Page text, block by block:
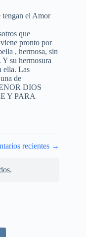
tengan el Amor
que
pronto por
, hermosa, sin
Y su hermosura
ella. Las
de
DIOS
Y PARA
recientes →